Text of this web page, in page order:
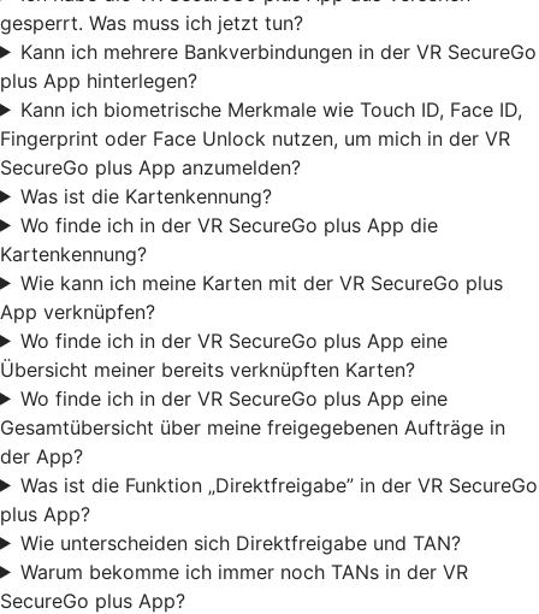
gesperrt. Was muss ich jetzt tun?
Kann ich mehrere Bankverbindungen in der VR SecureGo
plus App hinterlegen?
Kann ich biometrische Merkmale wie Touch ID, Face ID,
Fingerprint oder Face Unlock nutzen, um mich in der VR
SecureGo plus App anzumelden?
Was ist die Kartenkennung?
Wo finde ich in der VR SecureGo plus App die
Kartenkennung?
Wie kann ich meine Karten mit der VR SecureGo plus
App verknüpfen?
Wo finde ich in der VR SecureGo plus App eine
Übersicht meiner bereits verknüpften Karten?
Wo finde ich in der VR SecureGo plus App eine
Gesamtübersicht über meine freigegebenen Aufträge in
der App?
Was ist die Funktion „Direktfreigabe” in der VR SecureGo
plus App?
Wie unterscheiden sich Direktfreigabe und TAN?
Warum bekomme ich immer noch TANs in der VR
SecureGo plus App?